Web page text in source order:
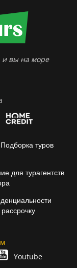
и вы на море
Подборка туров
для турагентств
Youtube